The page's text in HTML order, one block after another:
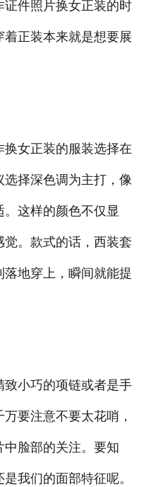
件照片换女正装的时
正装本来就是想要展
女正装的服装选择在
择深色调为主打，像
这样的颜色不仅显
。款式的话，西装套
地穿上，瞬间就能提
小巧的项链或者是手
要注意不要太花哨，
脸部的关注。要知
我们的面部特征呢。